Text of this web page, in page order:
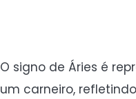
O signo de Áries é
um carneiro,